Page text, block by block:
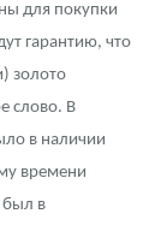
для покупки
гарантию, что
золото
слово. В
в наличии
времени
был в